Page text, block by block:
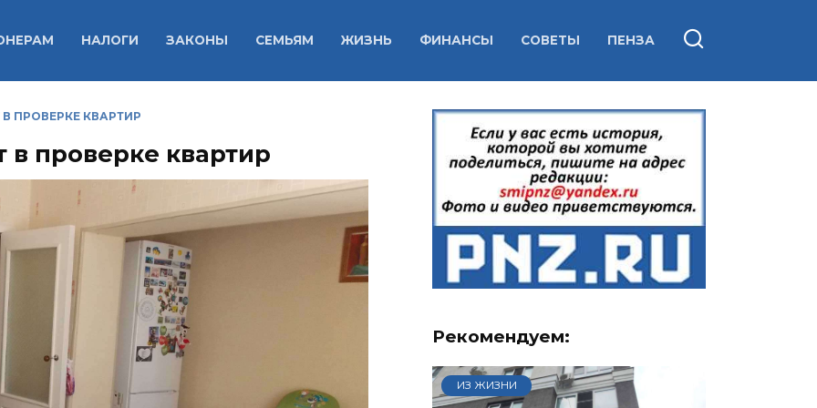
НАЛОГИ ЗАКОНЫ СЕМЬЯМ ЖИЗНЬ ФИНАНСЫ СОВЕТЫ ПЕНЗА
ПРОВЕРКЕ КВАРТИР
проверке квартир
Рекомендуем:
ИЗ ЖИЗНИ